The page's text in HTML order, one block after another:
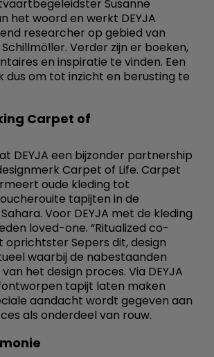
Susanne
het woord en werkt DEYJA
researcher op gebied van
Verder zijn er boeken,
en inspiratie te vinden. Een
dus om tot inzicht en berusting te
Carpet of
DEYJA een bijzonder partnership
Carpet of Life. Carpet
oude kleding tot
tapijten in de
Voor DEYJA met de kleding
loved-one. “Ritualized co-
oprichtster Sepers dit, design
waarbij de nabestaanden
het design proces. Via DEYJA
tapijt laten maken
aandacht wordt gegeven aan
als onderdeel van rouw.